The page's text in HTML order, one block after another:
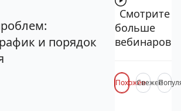
и порядок
Смотрите
больше
вебинаров
ПохожееСвежее